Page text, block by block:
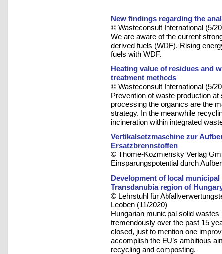
New findings regarding the
© Wasteconsult International (5/
We are aware of the current
derived fuels (WDF). Rising
fuels with WDF.
Heating value of residues and
treatment methods
© Wasteconsult International (5/
Prevention of waste production
processing the organics are the
strategy. In the meanwhile
incineration within integrated
Vertikalsetzmaschine zur
Ersatzbrennstoffen
© Thomé-Kozmiensky Verlag
Einsparungspotential durch
Development of local
Transdanubia region of
© Lehrstuhl für
Leoben (11/2020)
Hungarian municipal solid
tremendously over the past 15
closed, just to mention one
accomplish the EU’s ambitious
recycling and composting.